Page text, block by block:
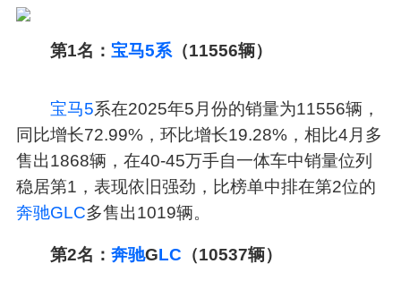
第1名： 宝马5系 （11556辆）
宝马5系在2025年5月份的销量为11556辆，
同比增长72.99%，环比增长19.28%，相比4月多
售出1868辆，在40-45万手自一体车中销量位列
稳居第1，表现依旧强劲，比榜单中排在第2位的
奔驰GLC多售出1019辆。
第2名：奔驰GLC （10537辆）